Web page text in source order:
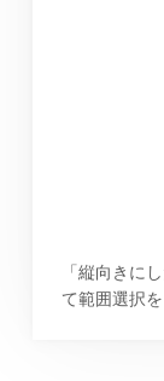
「縦向きに
て範囲選択を